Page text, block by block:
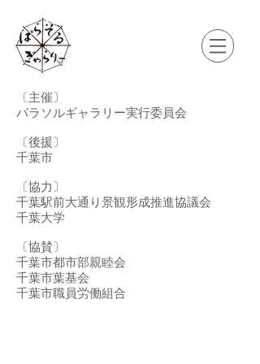
〔主催〕
パラソルギャラリー実行委員会
〔後援〕
千葉市
〔協力〕
千葉駅前大通り景観形成推進協議会
千葉大学
〔協賛〕
千葉市都市部親睦会
千葉市葉基会
​千葉市職員労働組合